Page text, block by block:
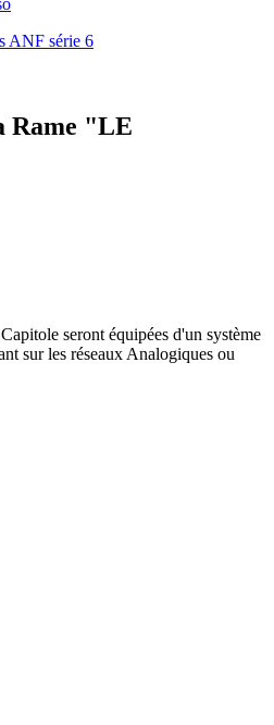
ANF série 6
Rame "LE
seront équipées d'un système
sur les réseaux Analogiques ou